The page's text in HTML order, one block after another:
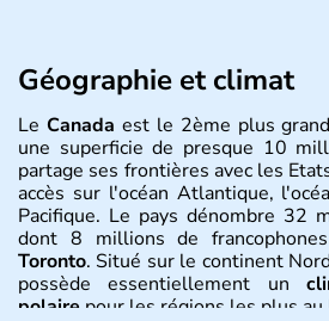
Géographie et climat
Le Canada est le 2ème plus
une superficie de presque 10
partage ses frontières avec les
accès sur l'océan Atlantique,
Pacifique. Le pays dénombre 32
dont 8 millions de
Toronto. Situé sur le continent
possède essentiellement un
polaire pour les régions les plus au